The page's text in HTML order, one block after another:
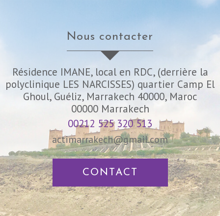
nous contacter
Résidence IMANE, local en RDC, (derrière la
polyclinique LES NARCISSES) quartier Camp El
Ghoul, Guéliz, Marrakech 40000, Maroc
00000 Marrakech
00212 525 320 513
actimarrakech@gmail.com
CONTACT